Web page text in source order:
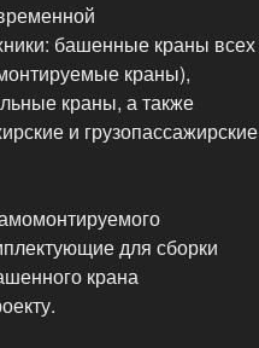
башенные краны всех
краны),
краны, а также
и грузопассажирские
для сборки
крана